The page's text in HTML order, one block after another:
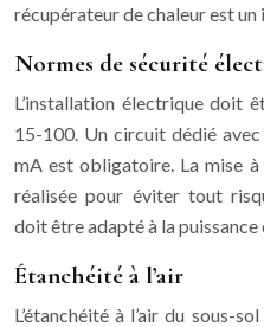
récupérateur de chaleur est
Normes de sécurité
L’installation électrique doit
15-100. Un circuit dédié
mA est obligatoire. La mise
réalisée pour éviter tout
doit être adapté à la puissance
Étanchéité à l’air
L’étanchéité à l’air du sous-